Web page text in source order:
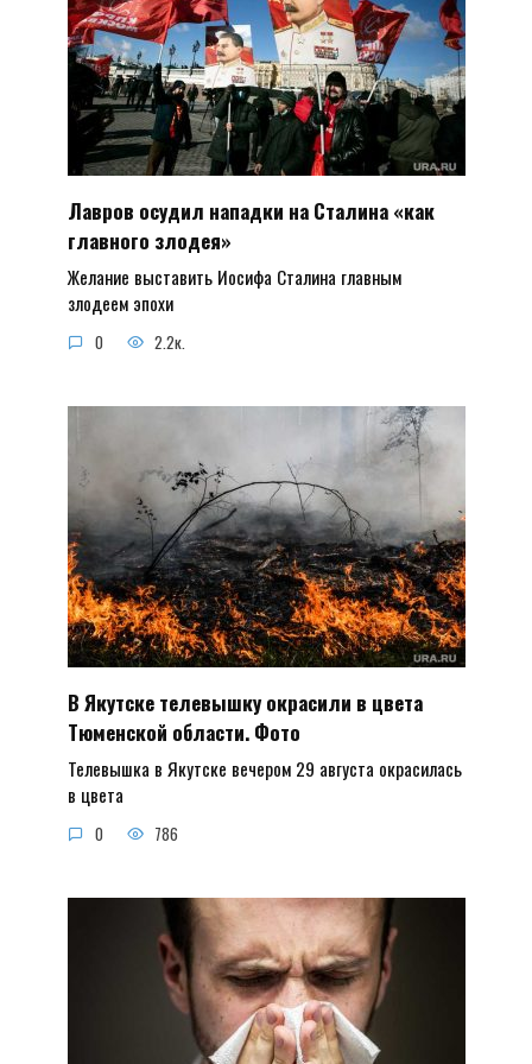
Лавров осудил нападки на Сталина «как
главного злодея»
Желание выставить Иосифа Сталина главным
злодеем эпохи
0 2.2к.
В Якутске телевышку окрасили в цвета
Тюменской области. Фото
Телевышка в Якутске вечером 29 августа окрасилась
в цвета
0 786